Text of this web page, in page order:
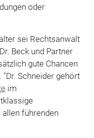
oder
sei Rechtsanwalt
Beck und Partner
gute Chancen
"Dr. Schneider gehört
im
allen führenden